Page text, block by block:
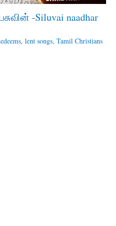
-Siluvai naadhar
, lent songs, Tamil Christians